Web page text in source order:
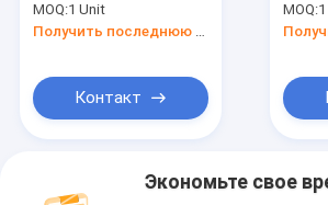
Speed ​​Drive 3 Phase
50hz/60hz
Drive Inverter Control
Panel
MOQ:1 Unit
Контакт
MOQ:
Экономьте свое